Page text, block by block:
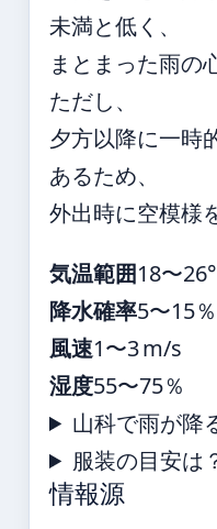
未満と低く、
まとまった雨の
ただし、
夕方以降に一時
あるため、
外出時に空模様
気温範囲18〜
降水確率5〜15％
風速1〜3 m/s
湿度55〜75％
山科で雨が降
服装の目安は
情報源